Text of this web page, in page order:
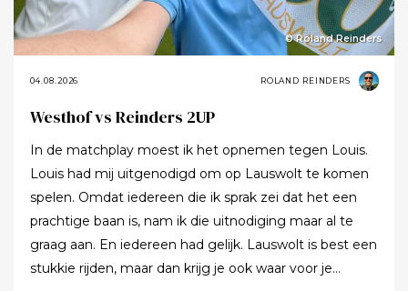
© Roland Reinders
04.08.2026 ROLAND REINDERS
Westhof vs Reinders 2UP
In de matchplay moest ik het opnemen tegen Louis.
Louis had mij uitgenodigd om op Lauswolt te komen
spelen. Omdat iedereen die ik sprak zei dat het een
prachtige baan is, nam ik die uitnodiging maar al te
graag aan. En iedereen had gelijk. Lauswolt is best een
stukkie rijden, maar dan krijg je ook waar voor je